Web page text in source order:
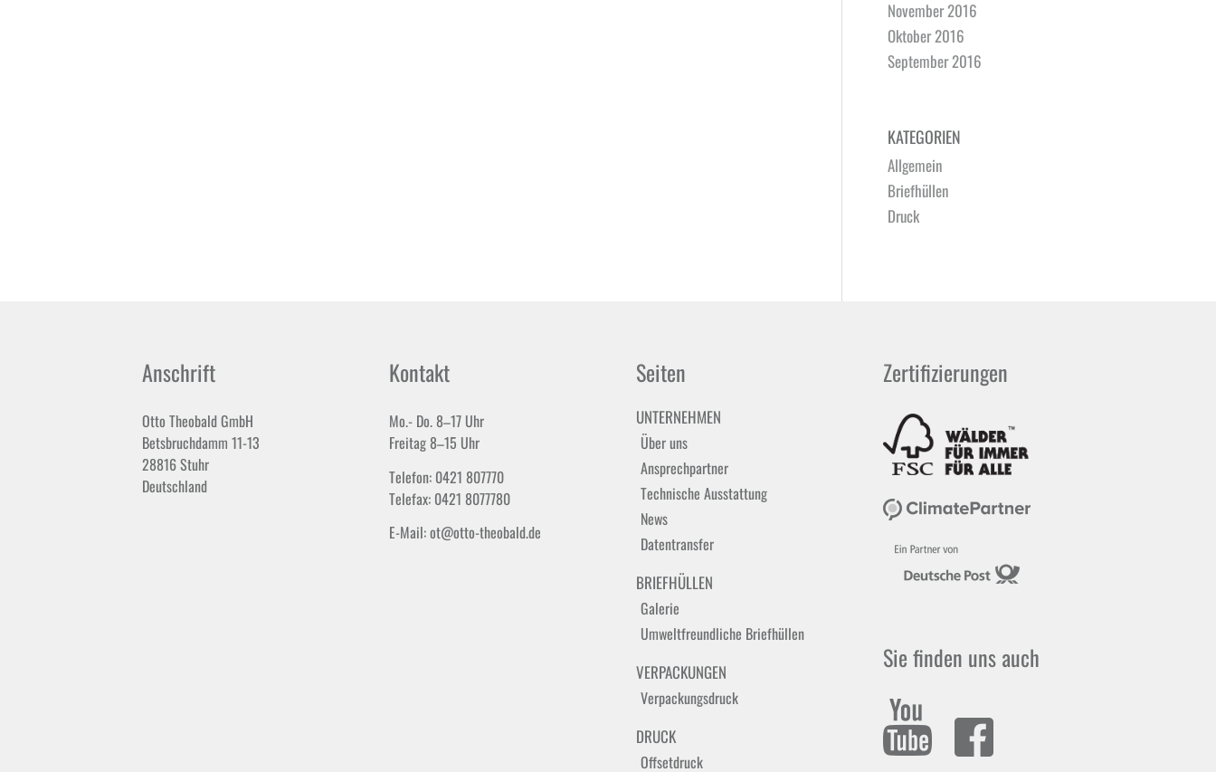
November 2016
Oktober 2016
September 2016
KATEGORIEN
Allgemein
Briefhüllen
Druck
Anschrift
Otto Theobald GmbH
Betsbruchdamm 11-13
28816 Stuhr
Deutschland
Kontakt
Mo.- Do. 8–17 Uhr
Freitag 8–15 Uhr
Telefon: 0421 807770
Telefax: 0421 8077780
E-Mail: ot@otto-theobald.de
Seiten
UNTERNEHMEN
Über uns
Ansprechpartner
Technische Ausstattung
News
Datentransfer
BRIEFHÜLLEN
Galerie
Umweltfreundliche Briefhüllen
VERPACKUNGEN
Verpackungsdruck
DRUCK
Offsetdruck
Zertifizierungen
Sie finden uns auch